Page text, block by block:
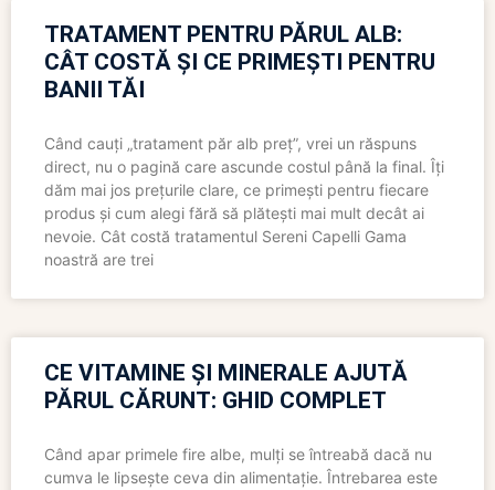
TRATAMENT PENTRU PĂRUL ALB:
CÂT COSTĂ ȘI CE PRIMEȘTI PENTRU
BANII TĂI
Când cauți „tratament păr alb preț”, vrei un răspuns
direct, nu o pagină care ascunde costul până la final. Îți
dăm mai jos prețurile clare, ce primești pentru fiecare
produs și cum alegi fără să plătești mai mult decât ai
nevoie. Cât costă tratamentul Sereni Capelli Gama
noastră are trei
CE VITAMINE ȘI MINERALE AJUTĂ
PĂRUL CĂRUNT: GHID COMPLET
Când apar primele fire albe, mulți se întreabă dacă nu
cumva le lipsește ceva din alimentație. Întrebarea este